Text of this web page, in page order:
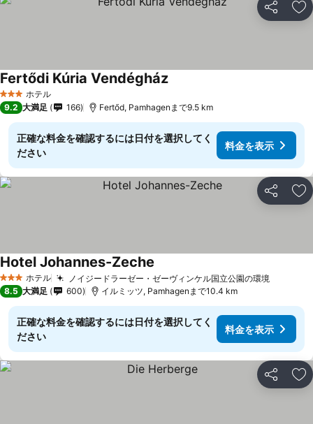
シェア お
3 ホテルのランク
ホテル
Fertődi Kúria Vendégház料金を表示
9.2 大満足 166 Fertőd, Pamhagenまで9.5 km
正確な料金を確認するには日付を選択してく
ださい
料金を表示
シェア お
3 ホテルのランク
ホテル ノイジードラーゼー・ゼーヴィンケル国立公園の環境料金を
Hotel Johannes-Zeche
8.5 大満足 600 イルミッツ, Pamhagenまで10.4 km
正確な料金を確認するには日付を選択してく
ださい
料金を表示
シェア お